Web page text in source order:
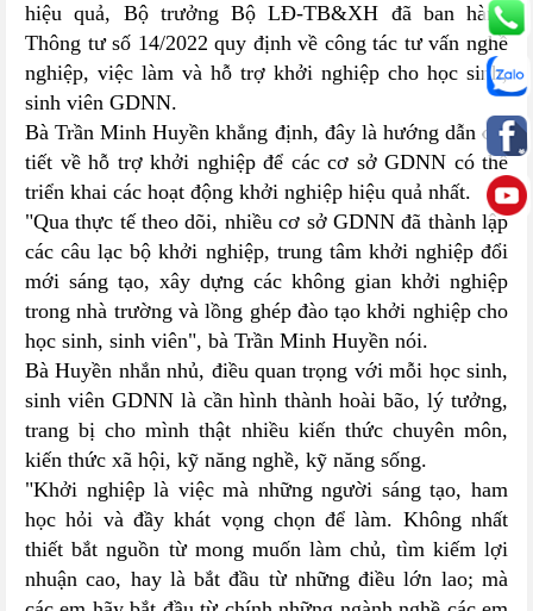
hiệu quả, Bộ trưởng Bộ LĐ-TB&XH đã ban hành
Thông tư số 14/2022 quy định về công tác tư vấn nghề
nghiệp, việc làm và hỗ trợ khởi nghiệp cho học sinh,
sinh viên GDNN.
Bà Trần Minh Huyền khẳng định, đây là hướng dẫn chi
tiết về hỗ trợ khởi nghiệp để các cơ sở GDNN có thể
triển khai các hoạt động khởi nghiệp hiệu quả nhất.
"Qua thực tế theo dõi, nhiều cơ sở GDNN đã thành lập
các câu lạc bộ khởi nghiệp, trung tâm khởi nghiệp đổi
mới sáng tạo, xây dựng các không gian khởi nghiệp
trong nhà trường và lồng ghép đào tạo khởi nghiệp cho
học sinh, sinh viên", bà Trần Minh Huyền nói.
Bà Huyền nhắn nhủ, điều quan trọng với mỗi học sinh,
sinh viên GDNN là cần hình thành hoài bão, lý tưởng,
trang bị cho mình thật nhiều kiến thức chuyên môn,
kiến thức xã hội, kỹ năng nghề, kỹ năng sống.
"Khởi nghiệp là việc mà những người sáng tạo, ham
học hỏi và đầy khát vọng chọn để làm. Không nhất
thiết bắt nguồn từ mong muốn làm chủ, tìm kiếm lợi
nhuận cao, hay là bắt đầu từ những điều lớn lao; mà